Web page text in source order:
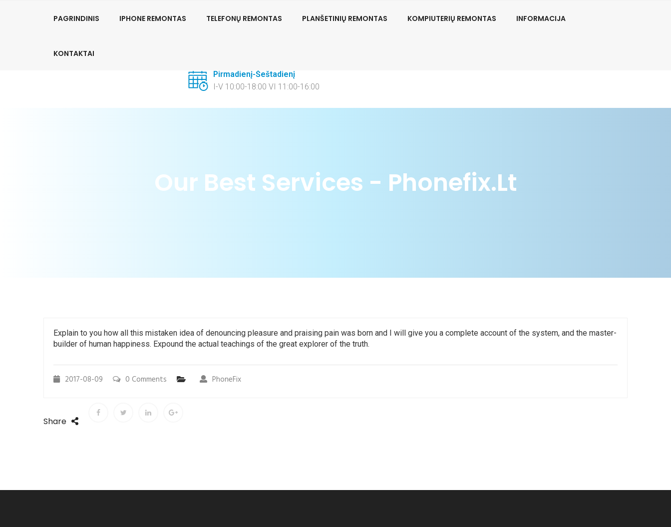
Pirmadienį-Šeštadienį
I-V 10:00-18:00 VI 11:00-16:00
PAGRINDINIS IPHONE REMONTAS TELEFONŲ REMONTAS PLANŠETINIŲ REMONTAS KOMPIUTERIŲ REMONTAS INFORMACIJA
KONTAKTAI
Our Best Services - Phonefix.lt
Explain to you how all this mistaken idea of denouncing pleasure and praising pain was born and I will give you a complete account of the system, and the master-
builder of human happiness. Expound the actual teachings of the great explorer of the truth.
2017-08-09 0 Comments PhoneFix
Share